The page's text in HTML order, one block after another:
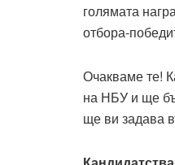
голямата
отбора-
Очакваме те!
на НБУ и ще
ще ви задава